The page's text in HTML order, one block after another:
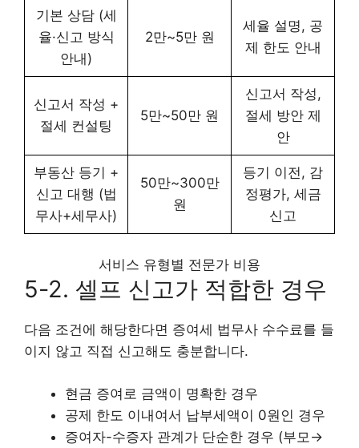
기본 상담 (세
율·신고 방식
안내)
2만~5만 원
세율 설명, 공
제 한도 안내
신고서 작성 +
절세 컨설팅
5만~50만 원
신고서 작성,
절세 방안 제
안
부동산 등기 +
신고 대행 (법
무사+세무사)
50만~300만
원
등기 이전, 감
정평가, 세금
신고
서비스 유형별 전문가 비용
5-2. 셀프 신고가 적합한 경우
다음 조건에 해당한다면 증여세 법무사 수수료를 들
이지 않고 직접 신고해도 충분합니다.
현금 증여로 금액이 명확한 경우
공제 한도 이내여서 납부세액이 0원인 경우
증여자-수증자 관계가 단순한 경우 (부모→